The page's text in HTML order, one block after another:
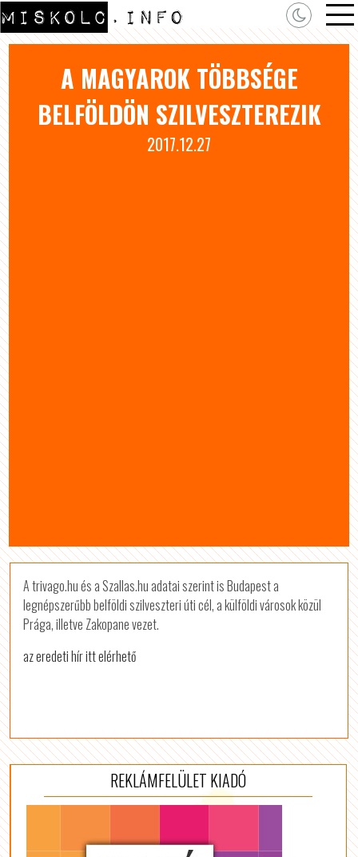
A MAGYAROK TÖBBSÉGE
BELFÖLDÖN SZILVESZTEREZIK
2017.12.27
A trivago.hu és a Szallas.hu adatai szerint is Budapest a
legnépszerűbb belföldi szilveszteri úti cél, a külföldi városok közül
Prága, illetve Zakopane vezet.
az eredeti hír itt elérhető
REKLÁMFELÜLET KIADÓ